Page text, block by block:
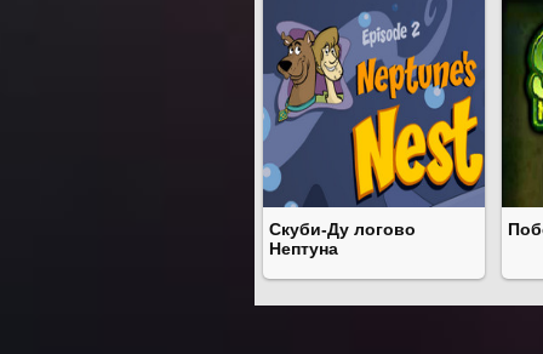
Скуби-Ду логово
Нептуна